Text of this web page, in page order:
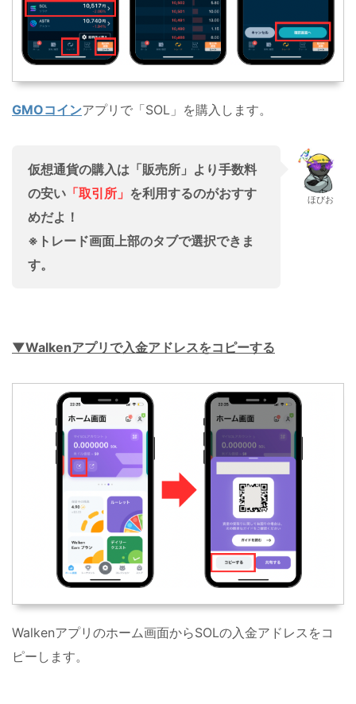
GMOコインアプリで「SOL」を購入します。
仮想通貨の購入は「販売所」より手数料
の安い 「取引所」 を利用するのがおすす
めだよ！
※トレード画面上部のタブで選択できま
す。
ほびお
▼Walkenアプリで入金アドレスをコピーする
Walkenアプリのホーム画面からSOLの入金アドレスをコ
ピーします。